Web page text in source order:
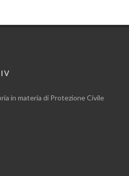
in materia di Protezione Civile